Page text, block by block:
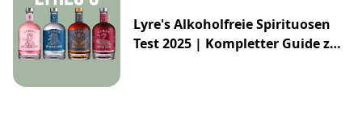
Lyre's Alkoholfreie Spirituosen
Test 2025 | Kompletter Guide zur